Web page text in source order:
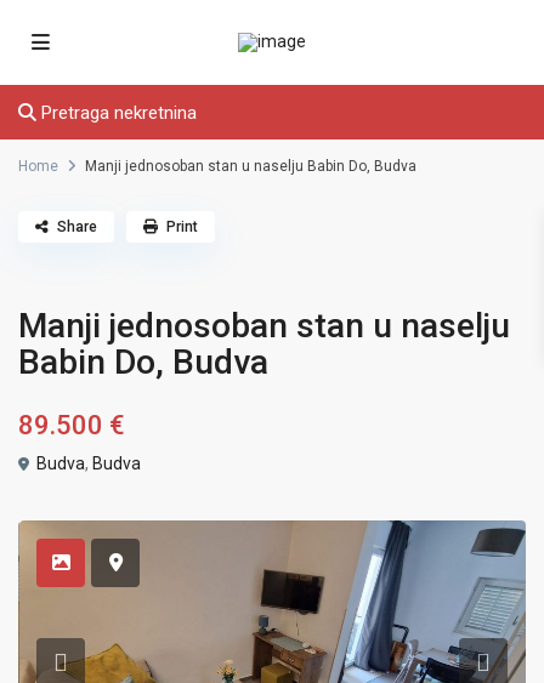
Pretraga nekretnina
Home Manji jednosoban stan u naselju Babin Do, Budva
Manji jednosoban stan u naselju
Babin Do, Budva
89.500 €
Budva, Budva
Share Print